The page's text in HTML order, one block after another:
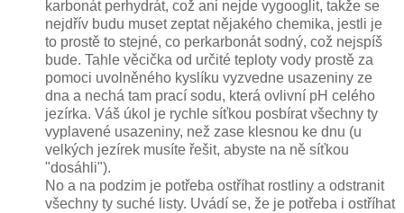
karbonát perhydrát, což ani nejde vygooglit, takže se
nejdřív budu muset zeptat nějakého chemika, jestli je
to prostě to stejné, co perkarbonát sodný, což nejspíš
bude. Tahle věcička od určité teploty vody prostě za
pomoci uvolněného kyslíku vyzvedne usazeniny ze
dna a nechá tam prací sodu, která ovlivní pH celého
jezírka. Váš úkol je rychle síťkou posbírat všechny ty
vyplavené usazeniny, než zase klesnou ke dnu (u
velkých jezírek musíte řešit, abyste na ně síťkou
"dosáhli").
No a na podzim je potřeba ostříhat rostliny a odstranit
všechny ty suché listy. Uvádí se, že je potřeba i ostříhat